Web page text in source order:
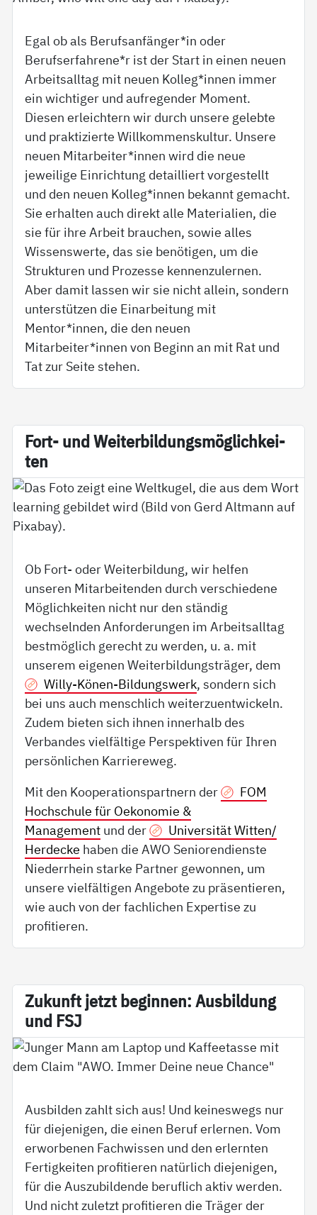
Egal ob als Berufsanfänger*in oder
Berufserfahrene*r ist der Start in einen neuen
Arbeitsalltag mit neuen Kolleg*innen immer
ein wichtiger und aufregender Moment.
Diesen erleichtern wir durch unsere gelebte
und praktizierte Willkommenskultur. Unsere
neuen Mitarbeiter*innen wird die neue
jeweilige Einrichtung detailliert vorgestellt
und den neuen Kolleg*innen bekannt gemacht.
Sie erhalten auch direkt alle Materialien, die
sie für ihre Arbeit brauchen, sowie alles
Wissenswerte, das sie benötigen, um die
Strukturen und Prozesse kennenzulernen.
Aber damit lassen wir sie nicht allein, sondern
unterstützen die Einarbeitung mit
Mentor*innen, die den neuen
Mitarbeiter*innen von Beginn an mit Rat und
Tat zur Seite stehen.
Fort- und Wei­ter­bil­dungs­mög­lich­kei­
ten
Ob Fort- oder Weiterbildung, wir helfen
unseren Mitarbeitenden durch verschiedene
Möglichkeiten nicht nur den ständig
wechselnden Anforderungen im Arbeitsalltag
bestmöglich gerecht zu werden, u. a. mit
unserem eigenen Weiterbildungsträger, dem
Willy-Könen-Bildungswerk, sondern sich
bei uns auch menschlich weiterzuentwickeln.
Zudem bieten sich ihnen innerhalb des
Verbandes vielfältige Perspektiven für Ihren
persönlichen Karriereweg.
Mit den Kooperationspartnern der
FOM
Hochschule für Oekonomie &
Management und der
Universität Witten/
Herdecke haben die AWO Seniorendienste
Niederrhein starke Partner gewonnen, um
unsere vielfältigen Angebote zu präsentieren,
wie auch von der fachlichen Expertise zu
profitieren.
Zu­kunft jetzt be­gin­nen: Aus­bil­dung
und FSJ
Ausbilden zahlt sich aus! Und keineswegs nur
für diejenigen, die einen Beruf erlernen. Vom
erworbenen Fachwissen und den erlernten
Fertigkeiten profitieren natürlich diejenigen,
für die Auszubildende beruflich aktiv werden.
Und nicht zuletzt profitieren die Träger der